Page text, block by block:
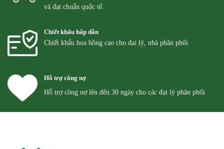
và đạt chuẩn quốc tế.
Chiết khấu hấp dẫn
Chiết khẩu hoa hồng cao cho đại lý, nhà phân phối
Hỗ trợ công nợ
Hỗ trợ công nợ lên đến 30 ngày cho các đại lý phân phối